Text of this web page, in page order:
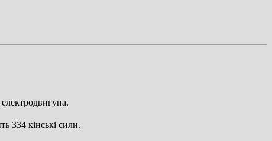
334 кінські сили.